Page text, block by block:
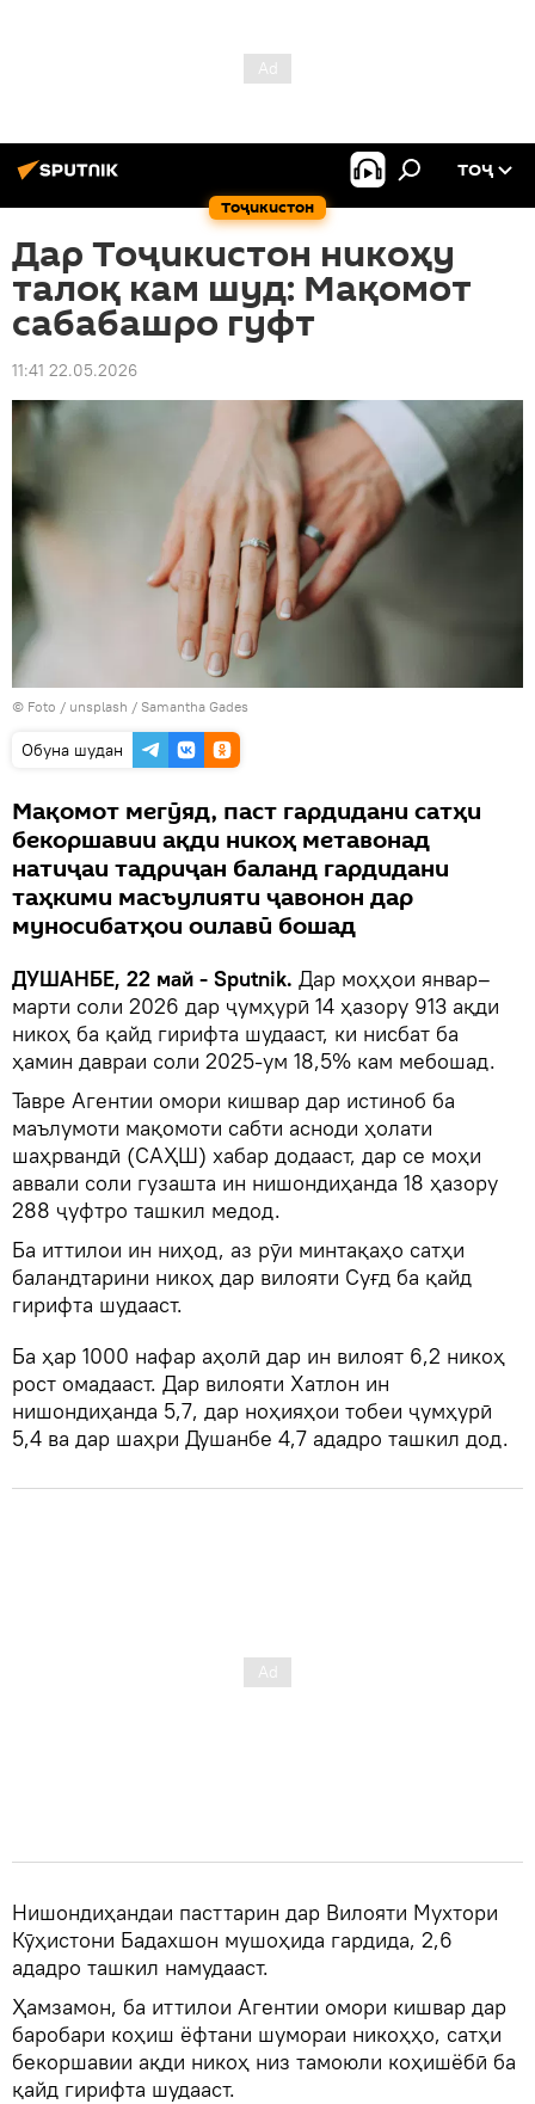
Тоҷикистон
ТОҶ
Дар Тоҷикистон никоҳу
талоқ кам шуд: Мақомот
сабабашро гуфт
11:41 22.05.2026
© Foto / unsplash / Samantha Gades
Обуна шудан
Мақомот мегӯяд, паст гардидани сатҳи
бекоршавии ақди никоҳ метавонад
натиҷаи тадриҷан баланд гардидани
таҳкими масъулияти ҷавонон дар
муносибатҳои оилавӣ бошад
ДУШАНБЕ, 22 май - Sputnik. Дар моҳҳои январ–
марти соли 2026 дар ҷумҳурӣ 14 ҳазору 913 ақди
никоҳ ба қайд гирифта шудааст, ки нисбат ба
ҳамин давраи соли 2025-ум 18,5% кам мебошад.
Тавре Агентии омори кишвар дар истиноб ба
маълумоти мақомоти сабти асноди ҳолати
шаҳрвандӣ (САҲШ) хабар додааст, дар се моҳи
аввали соли гузашта ин нишондиҳанда 18 ҳазору
288 ҷуфтро ташкил медод.
Ба иттилои ин ниҳод, аз рӯи минтақаҳо сатҳи
баландтарини никоҳ дар вилояти Суғд ба қайд
гирифта шудааст.
Ба ҳар 1000 нафар аҳолӣ дар ин вилоят 6,2 никоҳ
рост омадааст. Дар вилояти Хатлон ин
нишондиҳанда 5,7, дар ноҳияҳои тобеи ҷумҳурӣ
5,4 ва дар шаҳри Душанбе 4,7 ададро ташкил дод.
Нишондиҳандаи пасттарин дар Вилояти Мухтори
Кӯҳистони Бадахшон мушоҳида гардида, 2,6
ададро ташкил намудааст.
Ҳамзамон, ба иттилои Агентии омори кишвар дар
баробари коҳиш ёфтани шумораи никоҳҳо, сатҳи
бекоршавии ақди никоҳ низ тамоюли коҳишёбӣ ба
қайд гирифта шудааст.